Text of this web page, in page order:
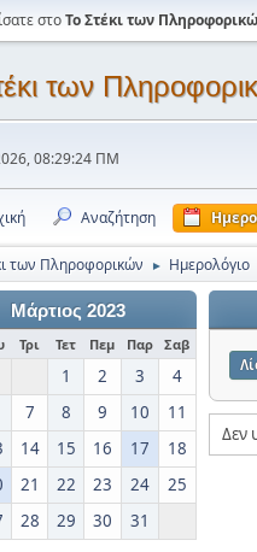
στοΤο Στέκι των
των
08:29:24 ΠΜ
Αναζήτηση
των Πληροφορικών ► Ημερολόγιο
Μάρτιος 2023
Τρι Τετ Πεμ Παρ Σαβ
1 2 3
4
7 8 9 10
11
14 15 16 17
18
21 22 23 24
25
28 29 30 31
Δεν